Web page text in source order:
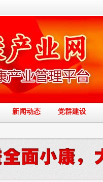
新闻动态 党群建设